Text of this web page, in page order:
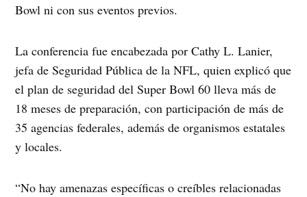
Bowl ni con sus eventos previos.
La conferencia fue encabezada por Cathy L. Lanier,
jefa de Seguridad Pública de la NFL, quien explicó que
el plan de seguridad del Super Bowl 60 lleva más de
18 meses de preparación, con participación de más de
35 agencias federales, además de organismos estatales
y locales.
“No hay amenazas específicas o creíbles relacionadas